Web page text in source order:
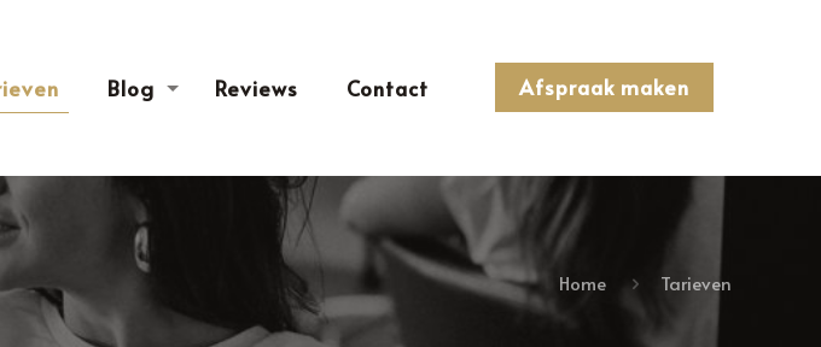
Blog Reviews Contact Afspraak maken
Home Tarieven